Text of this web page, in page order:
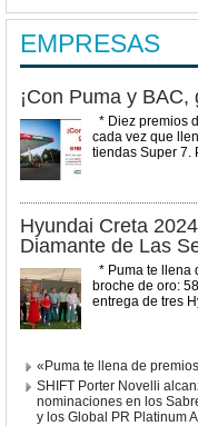
EMPRESAS
¡Con Puma y
* Diez premios
cada vez que
tiendas Super 7.
Hyundai Creta
Diamante de Las
* Puma te llena
broche de oro:
entrega de tres
«Puma te llena de
SHIFT Porter Novelli
nominaciones en los
y los Global PR Platinum